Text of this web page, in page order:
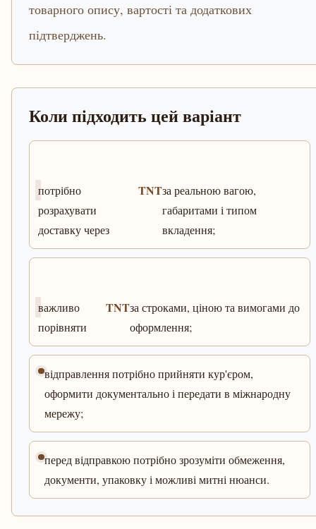
товарного опису, вартості та додаткових
підтверджень.
Коли підходить цей варіант
потрібно
розрахувати
доставку через
TNTза реальною вагою,
габаритами і типом
вкладення;
важливо
порівняти
TNTза строками, ціною та вимогами до
оформлення;
відправлення потрібно прийняти кур'єром,
оформити документально і передати в міжнародну
мережу;
перед відправкою потрібно зрозуміти обмеження,
документи, упаковку і можливі митні нюанси.